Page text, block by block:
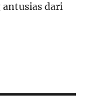
antusias dari